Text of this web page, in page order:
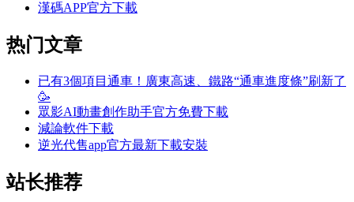
漢碼APP官方下載
热门文章
已有3個項目通車！廣東高速、鐵路“通車進度條”刷新了
🥳
眾影AI動畫創作助手官方免費下載
減論軟件下載
逆光代售app官方最新下載安裝
站长推荐